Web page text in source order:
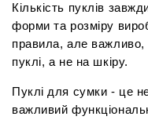
Кількість пуклів
форми та розміру
правила, але
пуклі, а не на шкіру.
Пуклі для сумки - це
важливий